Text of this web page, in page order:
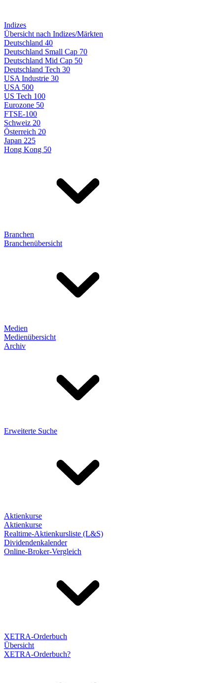
Indizes
Übersicht nach Indizes/Märkten
Deutschland 40
Deutschland Small Cap 70
Deutschland Mid Cap 50
Deutschland Tech 30
USA Industrie 30
USA 500
US Tech 100
Eurozone 50
FTSE-100
Schweiz 20
Österreich 20
Japan 225
Hong Kong 50
Branchen
Branchenübersicht
Medien
Medienübersicht
Archiv
Erweiterte Suche
Aktienkurse
Aktienkurse
Realtime-Aktienkursliste (L&S)
Dividendenkalender
Online-Broker-Vergleich
XETRA-Orderbuch
Übersicht
XETRA-Orderbuch?